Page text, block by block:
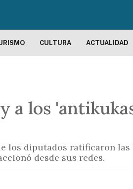
s
a
r
o
CULTURA ACTUALIDAD
a los
los diputados ratificaron
desde sus redes.